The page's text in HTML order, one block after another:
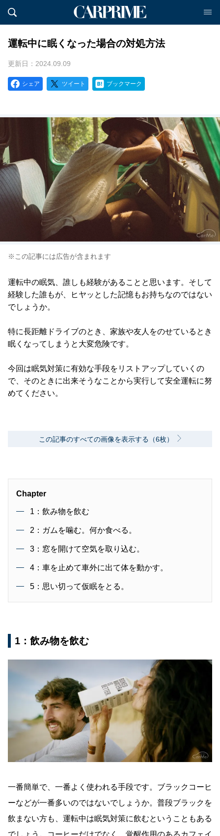
運転中に眠くなった場合の対処方法
更新日：2024.09.09
シェア ツイート ブックマーク
※この記事には広告が含まれます
運転中の眠気、誰しも経験があることと思います。そして
経験した誰もが、ヒヤッとした記憶もお持ちなのではない
でしょうか。
特に長距離ドライブのとき、家族や友人をのせているとき
眠くなってしまうと大変危険です。
今回は眠気対策に有効な手段をリストアップしていくの
で、そのときに出来そうなことから実行して安全運転に努
めてください。
この記事のすべての画像を表示する（6枚）
Chapter
1：飲み物を飲む
2：ガムを噛む。何か食べる。
3：窓を開けて空気を取り込む。
4：車を止めて車外に出て体を動かす。
5：思い切って仮眠をとる。
1：飲み物を飲む
一番簡単で、一番よく使われる手段です。ブラックコーヒ
ーなどが一番多いのではないでしょうか。普段ブラックを
飲まない方も、運転中は眠気対策に飲むということもある